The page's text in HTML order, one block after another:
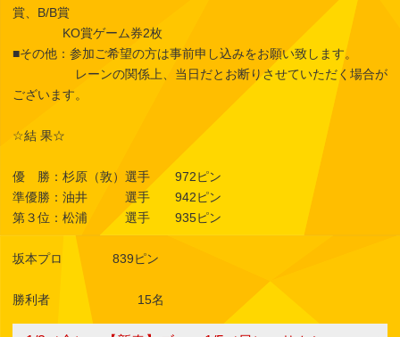
賞、B/B賞
KO賞ゲーム券2枚
■その他：参加ご希望の方は事前申し込みをお願い致します。
レーンの関係上、当日だとお断りさせていただく場合が
ございます。
☆結 果☆
優 勝：杉原（敦）選手 972ピン
準優勝：油井 選手 942ピン
第３位：松浦 選手 935ピン
坂本プロ 839ピン
勝利者 15名